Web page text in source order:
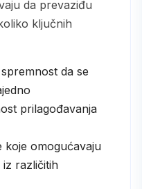
da prevaziđu
ključnih
da se
prilagođavanja
koje omogućavaju
iz različitih